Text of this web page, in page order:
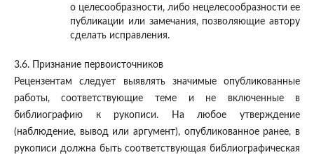
о целесообразности, либо нецелесообразности ее
публикации или замечания, позволяющие автору
сделать исправления.
3.6. Признание первоисточников
Рецензентам следует выявлять значимые опубликованные
работы, соответствующие теме и не включенные в
библиографию к рукописи. На любое утверждение
(наблюдение, вывод или аргумент), опубликованное ранее, в
рукописи должна быть соответствующая библиографическая